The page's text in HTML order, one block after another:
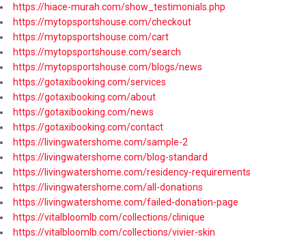
https://hiace-murah.com/show_testimonials.php
https://mytopsportshouse.com/checkout
https://mytopsportshouse.com/cart
https://mytopsportshouse.com/search
https://mytopsportshouse.com/blogs/news
https://gotaxibooking.com/services
https://gotaxibooking.com/about
https://gotaxibooking.com/news
https://gotaxibooking.com/contact
https://livingwatershome.com/sample-2
https://livingwatershome.com/blog-standard
https://livingwatershome.com/residency-requirements
https://livingwatershome.com/all-donations
https://livingwatershome.com/failed-donation-page
https://vitalbloomlb.com/collections/clinique
https://vitalbloomlb.com/collections/vivier-skin